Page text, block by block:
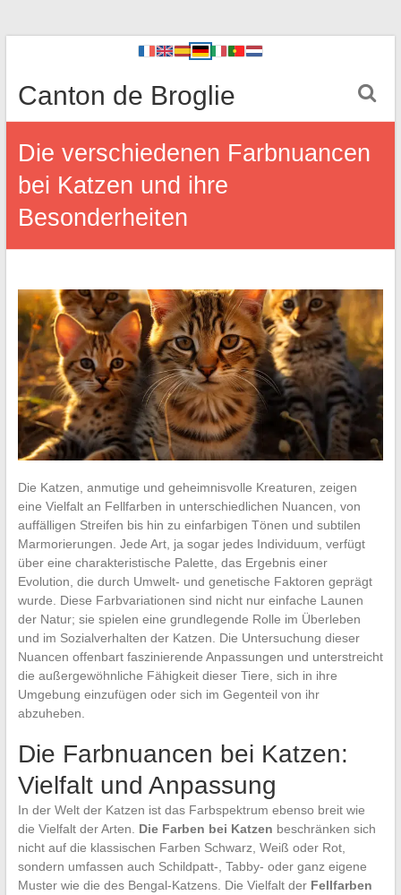
Canton de Broglie
Die verschiedenen Farbnuancen
bei Katzen und ihre
Besonderheiten
Die Katzen, anmutige und geheimnisvolle Kreaturen, zeigen
eine Vielfalt an Fellfarben in unterschiedlichen Nuancen, von
auffälligen Streifen bis hin zu einfarbigen Tönen und subtilen
Marmorierungen. Jede Art, ja sogar jedes Individuum, verfügt
über eine charakteristische Palette, das Ergebnis einer
Evolution, die durch Umwelt- und genetische Faktoren geprägt
wurde. Diese Farbvariationen sind nicht nur einfache Launen
der Natur; sie spielen eine grundlegende Rolle im Überleben
und im Sozialverhalten der Katzen. Die Untersuchung dieser
Nuancen offenbart faszinierende Anpassungen und unterstreicht
die außergewöhnliche Fähigkeit dieser Tiere, sich in ihre
Umgebung einzufügen oder sich im Gegenteil von ihr
abzuheben.
Die Farbnuancen bei Katzen:
Vielfalt und Anpassung
In der Welt der Katzen ist das Farbspektrum ebenso breit wie
die Vielfalt der Arten. Die Farben bei Katzen beschränken sich
nicht auf die klassischen Farben Schwarz, Weiß oder Rot,
sondern umfassen auch Schildpatt-, Tabby- oder ganz eigene
Muster wie die des Bengal-Katzens. Die Vielfalt der Fellfarben